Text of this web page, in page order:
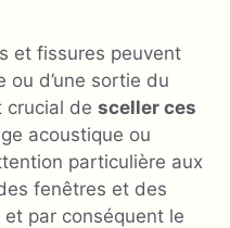
et fissures peuvent
ou d’une sortie du
crucial de sceller ces
acoustique ou
particulière aux
fenêtres et des
et par conséquent le